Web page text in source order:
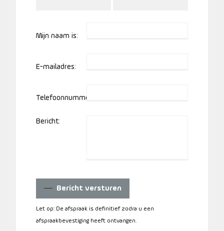
Mijn naam is:
E-mailadres:
Telefoonnummer:
Bericht:
Bericht versturen
Let op: De afspraak is definitief zodra u een
afspraakbevestiging heeft ontvangen.